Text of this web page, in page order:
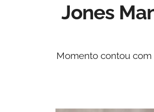
Jones
Momento contou com